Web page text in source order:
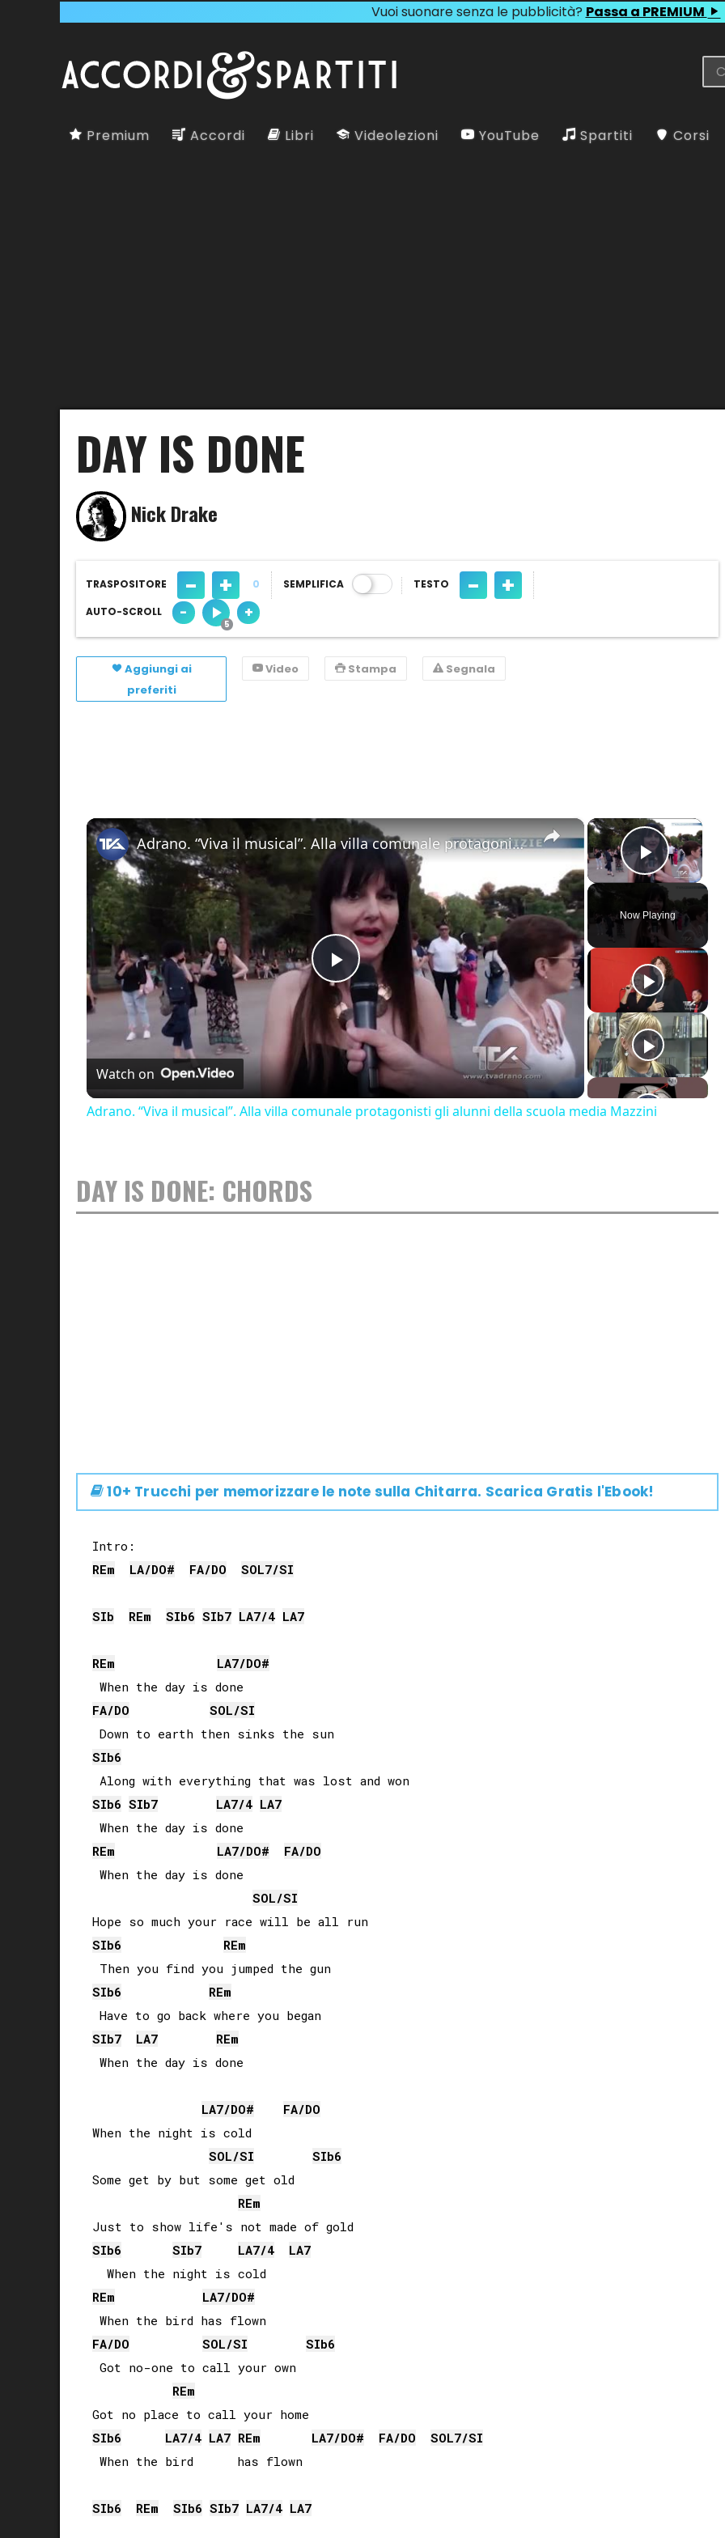
Vuoi suonare senza le pubblicità? Passa a PREMIUM
Premium Accordi Libri Videolezioni YouTube Spartiti Corsi
DAY IS DONE
Nick Drake
TRASPOSITORE - + 0 SEMPLIFICA TESTO - +
AUTO-SCROLL - +
Aggiungi ai
preferiti
Video Stampa Segnala
×
Play
Now Playing
×
Play
Video
Adrano. “Viva il musical”. Alla villa comunale protagonisti gli alunni della scuola media Mazzini
Watch on
Adrano. “Viva il musical”. Alla villa comunale protagonisti gli alunni della scuola media Mazzini
DAY IS DONE: CHORDS
10+ Trucchi per memorizzare le note sulla Chitarra. Scarica Gratis l'Ebook!
REm LA/DO# FA/DO SOL7/SI
SIb REm SIb6 SIb7 LA7/4 LA7
REm LA7/DO#
FA/DO SOL/SI
SIb6
SIb6 SIb7 LA7/4 LA7
REm LA7/DO# FA/DO
When the day is done
SOL/SI
SIb6 REm
SIb6 REm
SIb7 LA7 REm
When the day is done
LA7/DO# FA/DO
When the night is cold
SOL/SI SIb6
Some get by but some get old
REm
SIb6 SIb7 LA7/4 LA7
REm LA7/DO#
FA/DO SOL/SI SIb6
Got no-one to call your own
REm
SIb6 LA7/4 LA7 REm LA7/DO# FA/DO SOL7/SI
When the bird      has flown
SIb6 REm SIb6 SIb7 LA7/4 LA7